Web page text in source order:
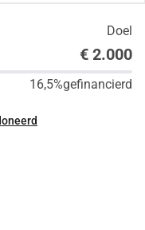
Doel
€ 2.000
16,5%gefinancierd